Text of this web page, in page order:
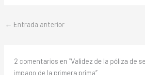
← Entrada anterior
2 comentarios en “Validez de la póliza de
impago de la primera prima”